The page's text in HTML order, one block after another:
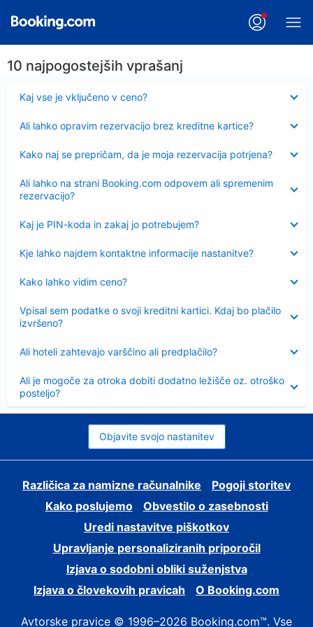
10 najpogostejših vprašanj
Kaj vse je vključeno v ceno?
Ali lahko opravim rezervacijo brez kreditne kartice?
Kako naj se prepričam, da je moja rezervacija potrjena?
Ali lahko na strani Booking.com odpovem ali spremenim
rezervacijo?
Kaj je PIN-koda in zakaj jo potrebujem?
Kje lahko najdem kontaktne informacije nastanitve?
Kako lahko vidim ceno?
Vpisal sem podatke o svoji kreditni kartici. Kdaj bo plačilo
izvršeno?
Ali hoteli zahtevajo varščino ali predplačilo?
Ali je mogoče za otroka dobiti dodatno ležišče oz. otroško
posteljo?
Objavite svojo nastanitev
Različica za namizne računalnike
Pogoji storitev
Kako poslujemo
Obvestilo o zasebnosti
Uredi nastavitve piškotkov
Upravljanje personaliziranih priporočil
Izjava o sodobni obliki suženjstva
Izjava o človekovih pravicah
O Booking.com
Avtorske pravice © 1996–2026 Booking.com™. Vse